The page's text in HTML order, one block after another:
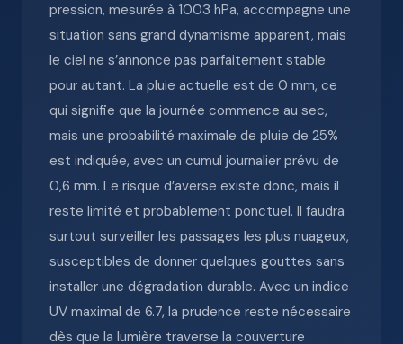
pression, mesurée à 1003 hPa, accompagne une
situation sans grand dynamisme apparent, mais
le ciel ne s’annonce pas parfaitement stable
pour autant. La pluie actuelle est de 0 mm, ce
qui signifie que la journée commence au sec,
mais une probabilité maximale de pluie de 25%
est indiquée, avec un cumul journalier prévu de
0,6 mm. Le risque d’averse existe donc, mais il
reste limité et probablement ponctuel. Il faudra
surtout surveiller les passages les plus nuageux,
susceptibles de donner quelques gouttes sans
installer une dégradation durable. Avec un indice
UV maximal de 6.7, la prudence reste nécessaire
dès que la lumière traverse la couverture